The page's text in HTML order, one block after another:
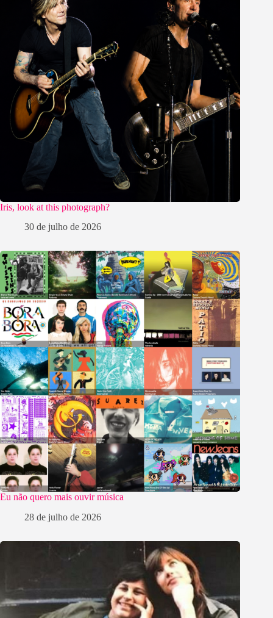
Iris, look at this photograph?
30 de julho de 2026
Eu não quero mais ouvir música
28 de julho de 2026